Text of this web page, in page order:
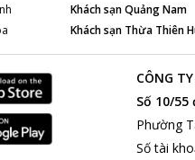
Khách sạnQuảng Nam
Khách sạn Thừa Thiên
CÔNG
Số 10/
Phường
Số tài